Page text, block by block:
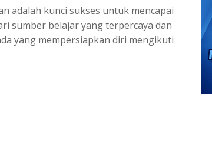
adalah kunci sukses untuk mencapai
sumber belajar yang terpercaya dan
yang mempersiapkan diri mengikuti